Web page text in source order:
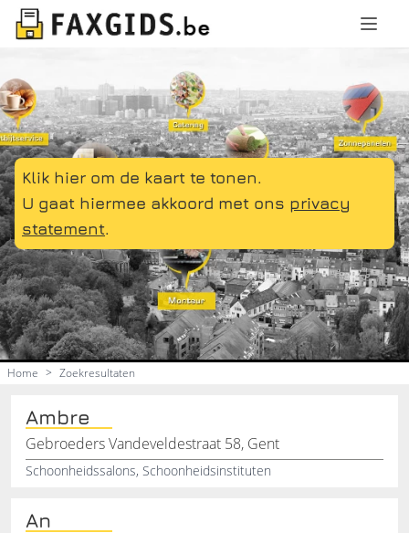
Klik hier om de kaart te tonen.
U gaat hiermee akkoord met ons privacy
statement.
Home > Zoekresultaten
Ambre
Gebroeders Vandeveldestraat 58, Gent
Schoonheidssalons, Schoonheidsinstituten
An